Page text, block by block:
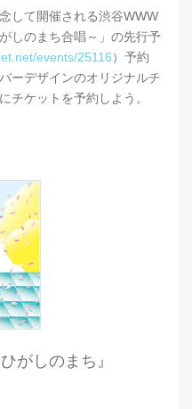
して開催される渋谷WWW
しのまち合唱～」の先行予
events/25116）予約
ーデザインのオリジナルチ
チケットを予約しよう。
がしのまち』